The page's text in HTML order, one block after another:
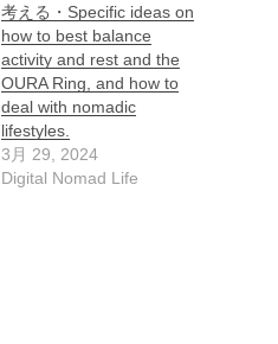
考える・Specific ideas on
how to best balance
activity and rest and the
OURA Ring, and how to
deal with nomadic
lifestyles.
3月 29, 2024
Digital Nomad Life